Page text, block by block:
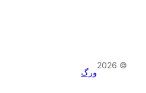
© 2026
ورگ